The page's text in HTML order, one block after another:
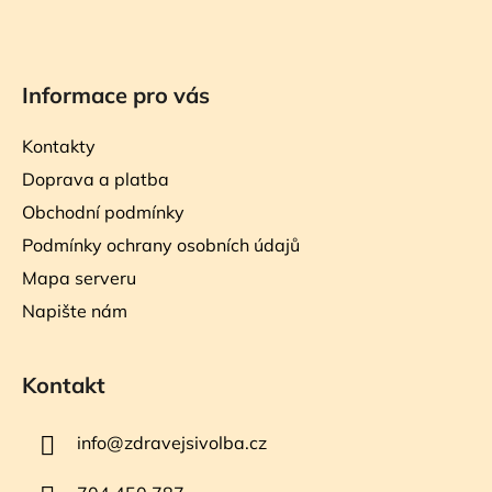
Informace pro vás
Kontakty
Doprava a platba
Obchodní podmínky
Podmínky ochrany osobních údajů
Mapa serveru
Napište nám
Kontakt
info@zdravejsivolba.cz